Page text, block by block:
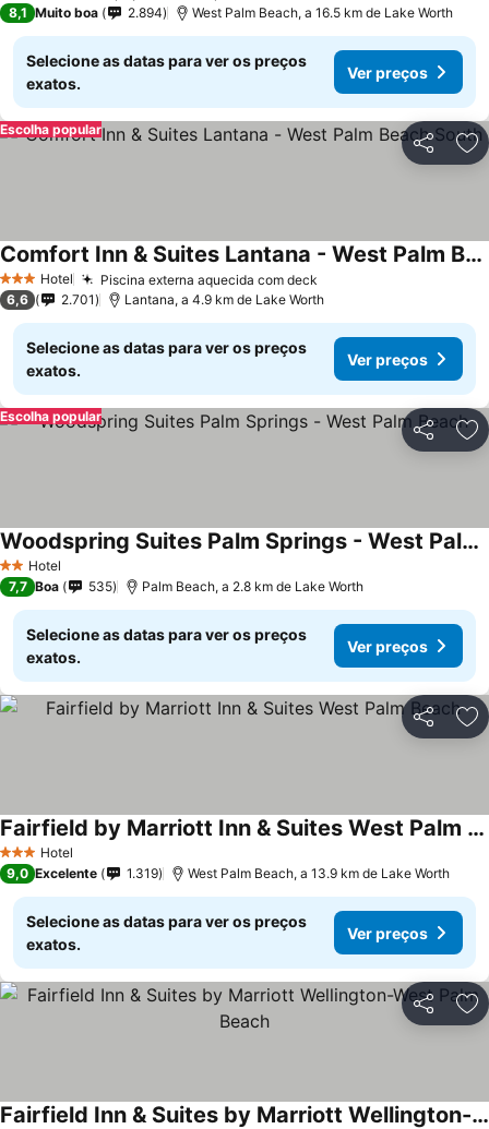
8,1 Muito boa 2.894 West Palm Beach, a 16.5 km de Lake Worth
Selecione as datas para ver os preços
exatos.
Ver preços
Partilhar
Escolha popular
3 EstrelasHotel Piscina externa aquecida com deck
Comfort Inn & Suites Lantana - West Palm Beach South
Ver preços
6,6 2.701 Lantana, a 4.9 km de Lake Worth
Selecione as datas para ver os preços
exatos.
Ver preços
Partilhar
Escolha popular
2 Estrelas
Hotel
Woodspring Suites Palm Springs - West Palm Beach
Ver preços
7,7 Boa 535 Palm Beach, a 2.8 km de Lake Worth
Selecione as datas para ver os preços
exatos.
Ver preços
Partilhar
3 EstrelasHotel
Fairfield by Marriott Inn & Suites West Palm Beach
Ver preços
9,0 Excelente 1.319 West Palm Beach, a 13.9 km de Lake Worth
Selecione as datas para ver os preços
exatos.
Ver preços
Partilhar
Fairfield Inn & Suites by Marriott Wellington-West Palm Beach